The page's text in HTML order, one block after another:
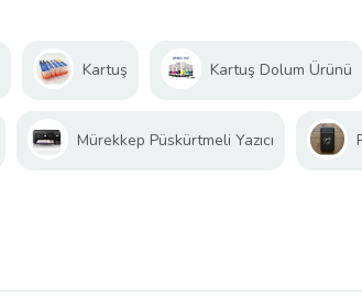
Kartuş Kartuş Dolum Ürünü
Mürekkep Püskürtmeli Yazıcı